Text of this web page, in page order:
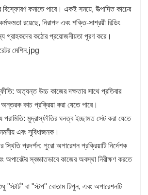
বিস্ফোরণ কমাতে পারে। একই সময়ে, উত্পাদিত কাচের
রয়েছে, নিরাপদ এবং শক্তি-সাশ্রয়ী বিল্ডিং
গ্রাহকদের কঠোর প্রয়োজনীয়তা পূরণ করে।
অত্যন্ত উচ্চ কাজের দক্ষতার সাথে প্রতিবার
কাচ প্রক্রিয়া করা যেতে পারে।
মুদ্রাস্ফীতির ঘনত্ব ইচ্ছামত সেট করা যেতে
এবং সুবিধাজনক।
স্থিতি প্রদর্শন: পুরো অপারেশন প্রক্রিয়াটি নির্দেশক
স্বজ্ঞাতভাবে কাজের অবস্থা নিরীক্ষণ করতে
বা "স্টপ" বোতাম টিপুন, এবং অপারেশনটি